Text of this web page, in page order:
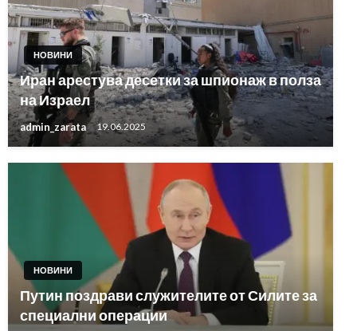
НОВИНИ
Иран арестува десетки за шпионаж в полза
на Израел
admin_zarata 19.06.2025
НОВИНИ
Путин поздрави служителите от Силите за
специални операции